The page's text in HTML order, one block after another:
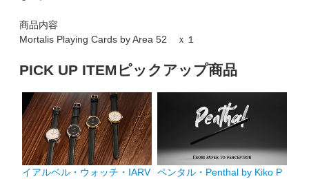
商品内容
Mortalis Playing Cards by Area 52 ｘ１
PICK UP ITEM ピックアップ商品
イアルベル・ウォッチ・IARV
ペンタル・Penthal by Kiko P